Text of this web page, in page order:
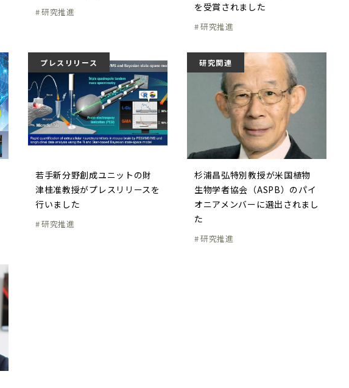
研究推進
を受賞されました
研究推進
プレスリリース
若手新分野創成ユニットの財
津桂准教授がプレスリリースを
行いました
研究推進
研究関連
杉浦昌弘特別教授が米国植物
生物学者協会（ASPB）のパイ
オニアメンバーに選出されまし
た
研究推進